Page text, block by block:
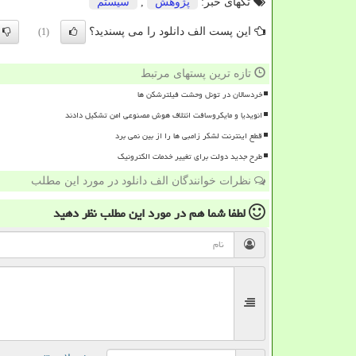
این پست الف دانلود را می پسندید؟ (1)
تازه ترین پستهای مرتبط
خردسالان در تونل وحشت فیلترشکن ها
انویدیا و مایکروسافت ائتلاف هوش مصنوعی امن تشکیل دادند
قطع اینترنت لشکر زامبی ها را از بین نمی برد
طرح جدید دولت برای تغییر خدمات الکترونیک
نظرات خوانندگان الف دانلود در مورد این مطلب
لطفا شما همدر مورد این مطلبنظر دهید